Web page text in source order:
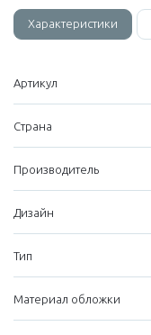
Характеристики
Артикул
Страна
Производитель
Дизайн
Тип
Материал обложки